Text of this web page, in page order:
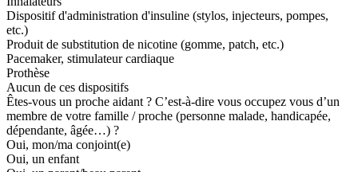
Dispositif d'administration d'insuline (stylos, injecteurs, pompes,
etc.)
Produit de substitution de nicotine (gomme, patch, etc.)
Pacemaker, stimulateur cardiaque
Prothèse
Aucun de ces dispositifs
Êtes-vous un proche aidant ? C’est-à-dire vous occupez vous d’un
membre de votre famille / proche (personne malade, handicapée,
dépendante, âgée…) ?
Oui, mon/ma conjoint(e)
Oui, un enfant